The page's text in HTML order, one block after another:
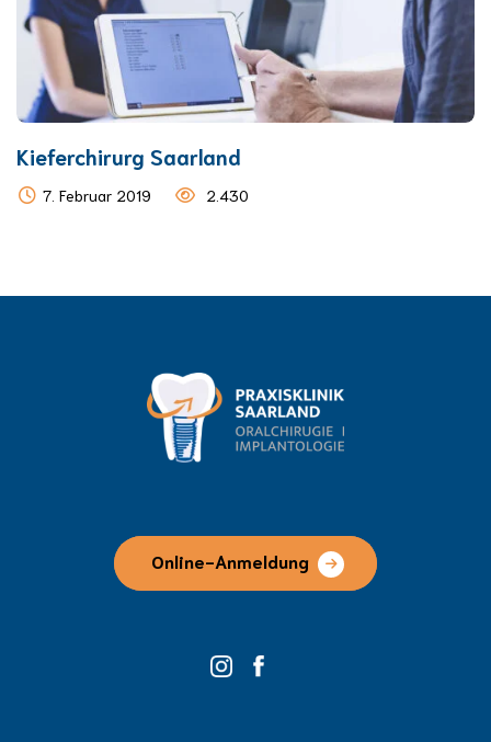
Kieferchirurg Saarland
7. Februar 2019 2.430
Online-Anmeldung